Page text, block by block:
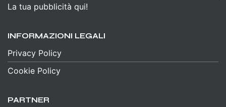
La tua pubblicità qui!
INFORMAZIONI LEGALI
Privacy Policy
Cookie Policy
PARTNER